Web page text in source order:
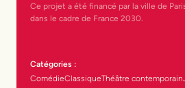
Ce projet a été financé par la ville de
dans le cadre de France 2030.
Catégories :
ComédieClassiqueThéâtre contemporain